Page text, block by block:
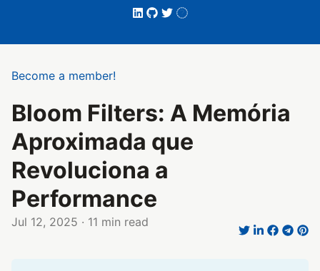
Become a member!
Bloom Filters: A Memória
Aproximada que
Revoluciona a
Performance
Jul 12, 2025 · 11 min read